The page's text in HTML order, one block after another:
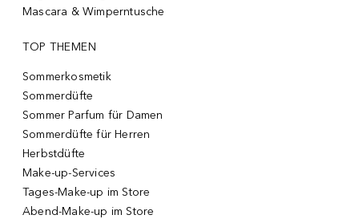
Mascara & Wimperntusche
TOP THEMEN
Sommerkosmetik
Sommerdüfte
Sommer Parfum für Damen
Sommerdüfte für Herren
Herbstdüfte
Make-up-Services
Tages-Make-up im Store
Abend-Make-up im Store